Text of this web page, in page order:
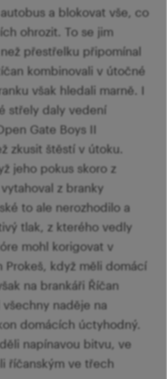
a blokovat vše, co
ohrozit. To se jim
přestřelku připomínal
kombinovali v útočné
však hledali marně. I
střely daly vedení
Gate Boys II
zkusit štěstí v útoku.
jeho pokus skoro z
z branky
to ale nerozhodilo a
tlak, z kterého vedly
mohl korigovat v
když měli domácí
na brankáři Říčan
naděje na
domácích úctyhodný.
napínavou bitvu, ve
říčanským ve třech